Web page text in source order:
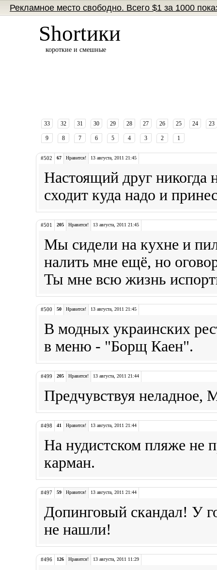
Рекламное место свободно. Всего $1 за 1000
Shortики
короткие и смешные
33 32 31 30 29 28 27 26 25 24 23
9 8 7 6 5 4 3 2 1
#502 67 Нравится! 13 августа, 2011 21:45
Настоящий друг никогда
сходит куда надо и
#501 205 Нравится! 13 августа, 2011 21:45
Мы сидели на кухне и
налить мне ещё, но
Ты мне всю жизнь
#500 50 Нравится! 13 августа, 2011 21:45
В модных украинских
в меню - "Борщ Каен".
#499 205 Нравится! 13 августа, 2011 21:44
Предчувствуя неладное,
#498 41 Нравится! 13 августа, 2011 21:44
На нудистском пляже не
карман.
#497 59 Нравится! 13 августа, 2011 21:44
Допинговый скандал! У
не нашли!
#496 126 Нравится! 13 августа, 2011 11:29